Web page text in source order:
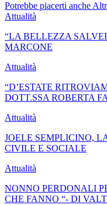
Potrebbe piacerti anche
Attualità
“LA BELLEZZA
MARCONE
Attualità
“D’ESTATE
DOTT.SSA ROBERTA
Attualità
JOELE SEMPLICINO,
CIVILE E SOCIALE
Attualità
NONNO PERDONALI
CHE FANNO “- DI